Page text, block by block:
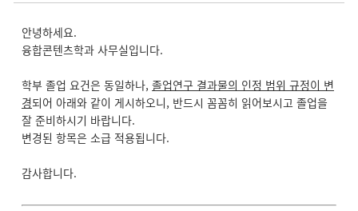
안녕하세요.
융합콘텐츠학과 사무실입니다.
학부 졸업 요건은 동일하나, 졸업연구 결과물의 인정 범위 규정이 변
경되어 아래와 같이 게시하오니, 반드시 꼼꼼히 읽어보시고 졸업을
잘 준비하시기 바랍니다.
변경된 항목은 소급 적용됩니다.
감사합니다.